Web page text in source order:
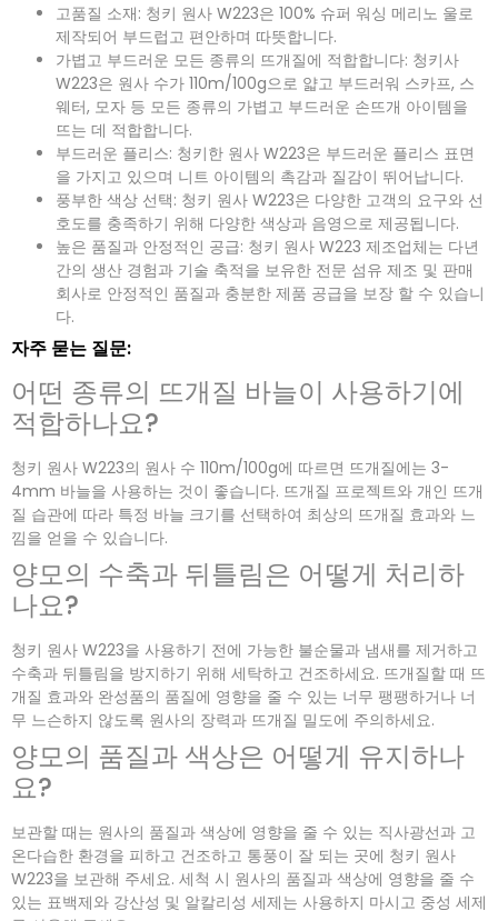
메
시
지
*
지금 제출
고품질 소재: 청키 원사 W223은 100% 슈퍼 워싱 메리노 울로
제작되어 부드럽고 편안하며 따뜻합니다.
가볍고 부드러운 모든 종류의 뜨개질에 적합합니다: 청키사
W223은 원사 수가 110m/100g으로 얇고 부드러워 스카프, 스
웨터, 모자 등 모든 종류의 가볍고 부드러운 손뜨개 아이템을
뜨는 데 적합합니다.
부드러운 플리스: 청키한 원사 W223은 부드러운 플리스 표면
을 가지고 있으며 니트 아이템의 촉감과 질감이 뛰어납니다.
풍부한 색상 선택: 청키 원사 W223은 다양한 고객의 요구와 선
호도를 충족하기 위해 다양한 색상과 음영으로 제공됩니다.
높은 품질과 안정적인 공급: 청키 원사 W223 제조업체는 다년
간의 생산 경험과 기술 축적을 보유한 전문 섬유 제조 및 판매
회사로 안정적인 품질과 충분한 제품 공급을 보장 할 수 있습니
다.
자주 묻는 질문:
어떤 종류의 뜨개질 바늘이 사용하기에
적합하나요?
청키 원사 W223의 원사 수 110m/100g에 따르면 뜨개질에는 3-
4mm 바늘을 사용하는 것이 좋습니다. 뜨개질 프로젝트와 개인 뜨개
질 습관에 따라 특정 바늘 크기를 선택하여 최상의 뜨개질 효과와 느
낌을 얻을 수 있습니다.
양모의 수축과 뒤틀림은 어떻게 처리하
나요?
청키 원사 W223을 사용하기 전에 가능한 불순물과 냄새를 제거하고
수축과 뒤틀림을 방지하기 위해 세탁하고 건조하세요. 뜨개질할 때 뜨
개질 효과와 완성품의 품질에 영향을 줄 수 있는 너무 팽팽하거나 너
무 느슨하지 않도록 원사의 장력과 뜨개질 밀도에 주의하세요.
양모의 품질과 색상은 어떻게 유지하나
요?
보관할 때는 원사의 품질과 색상에 영향을 줄 수 있는 직사광선과 고
온다습한 환경을 피하고 건조하고 통풍이 잘 되는 곳에 청키 원사
W223을 보관해 주세요. 세척 시 원사의 품질과 색상에 영향을 줄 수
있는 표백제와 강산성 및 알칼리성 세제는 사용하지 마시고 중성 세제